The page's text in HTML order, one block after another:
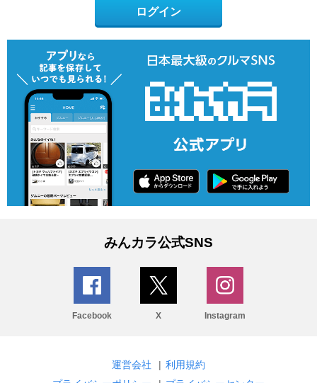
ログイン
みんカラ公式SNS
Facebook X Instagram
運営会社 | 利用規約